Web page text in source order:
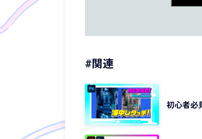
#関連
初心者必